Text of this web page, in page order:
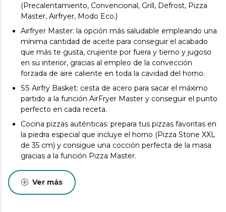
(Precalentamiento, Convencional, Grill, Defrost, Pizza
Master, Airfryer, Modo Eco.)
Airfryer Master: la opción más saludable empleando una
mínima cantidad de aceite para conseguir el acabado
que más te gusta, crujiente por fuera y tierno y jugoso
en su interior, gracias al empleo de la convección
forzada de aire caliente en toda la cavidad del horno.
SS Airfry Basket: cesta de acero para sacar el máximo
partido a la función AirFryer Master y conseguir el punto
perfecto en cada receta.
Cocina pizzas auténticas: prepara tus pizzas favoritas en
la piedra especial que incluye el horno (Pizza Stone XXL
de 35 cm) y consigue una cocción perfecta de la masa
gracias a la función Pizza Master.
Steam Base XXL. Zona con cavidad para colocar agua
que permite activar las funciones de cocinado y
limpieza con vapor.
Ver más